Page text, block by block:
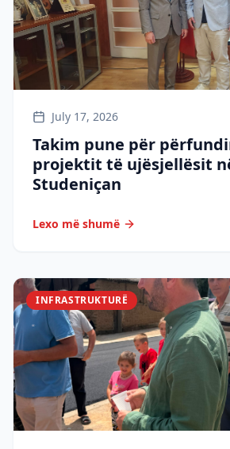
July 17, 2026
Takim pune për
projektit të ujësjellësit
Studeniçan
Lexo më shumë
INFRASTRUKTURË